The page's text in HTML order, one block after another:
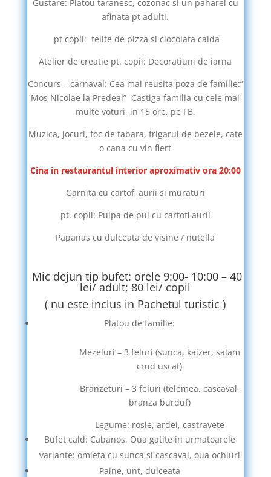
Gustare: Platou taranesc, cozonac si un paharel cu
afinata pt adulti.
pt copii: felite de pizza si ciocolata calda
Atelier de creatie pt. copii: Decoratiuni de iarna
Concurs – carnaval: Cea mai reusita poza de familie:”
Mos Nicolae la Predeal” Castiga familia cu cele mai
multe voturi, in 15 ore, pe FB.
Muzica, jocuri, foc de tabara, frigarui de bezele, cate
o cana cu vin fiert
Cina in restaurantul interior aproximativ ora 20:00
Garnita cu cartofi aurii si muraturi
pt. copii: Pulpa de pui cu cartofi aurii
Papanas cu dulceata de visine / nutella
Mic dejun tip bufet: orele 9:00- 10:00 – 40
lei/ adult; 80 lei/ copil
( nu este inclus in Pachetul turistic )
Platou de familie:
Mezeluri – 3 feluri (sunca, kaizer, salam
crud uscat)
Branzeturi – 3 feluri (telemea, cascaval,
branza burduf)
Legume: rosie, ardei, castravete
Bufet cald: Cabanos, Oua gatite in urmatoarele
variante: omleta cu sunca si cascaval, oua ochiuri
Paine, unt, dulceata